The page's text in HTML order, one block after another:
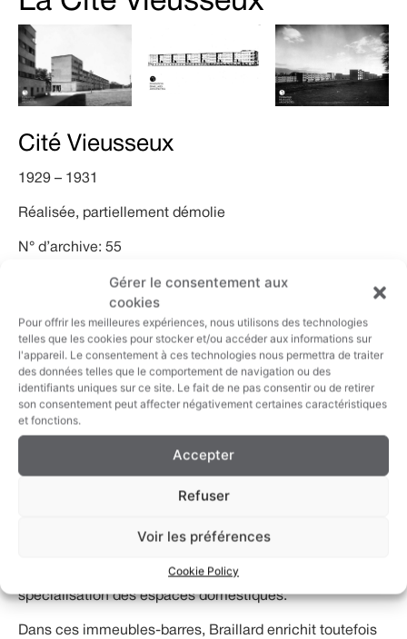
Gérer le consentement aux
cookies
Pour offrir les meilleures expériences, nous utilisons des technologies
telles que les cookies pour stocker et/ou accéder aux informations sur
l'appareil. Le consentement à ces technologies nous permettra de traiter
des données telles que le comportement de navigation ou des
identifiants uniques sur ce site. Le fait de ne pas consentir ou de retirer
son consentement peut affecter négativement certaines caractéristiques
et fonctions.
Accepter
Refuser
Voir les préférences
Cookie Policy
Cité Vieusseux
1929 – 1931
Réalisée, partiellement démolie
N° d’archive: 55
: Plan de quartier comprenant 410
logements sociaux, dont 244 logements familiaux
(démolis) et 166 logements pour personnes âgées
(partiellement démolis), commerces et équipements
(démolis) ; les immeubles ont été réalisés par des
architectes différents.
Localisation: Genève, Vieusseux
Maître d’ouvrage
Genève et Fondation pour la Vieillesse
La cité Vieusseux fait explicitement référence aux
expériences allemandes contemporaines en matière de
sont alors développés des plans de logements
rationalisation de la construction, la sérialité et la
spécialisation des espaces domestiques.
Dans ces immeubles-barres, Braillard enrichit toutefois